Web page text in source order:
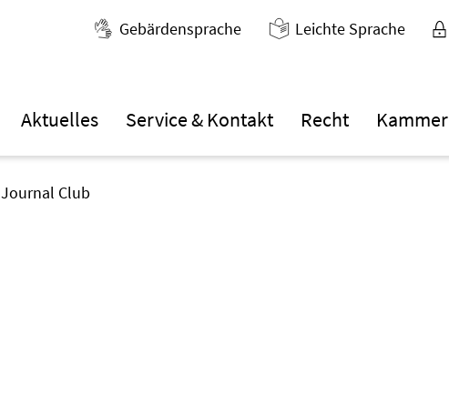
Gebärdensprache Leichte Sprache
Aktuelles Service & Kontakt Recht Kammer
Journal Club